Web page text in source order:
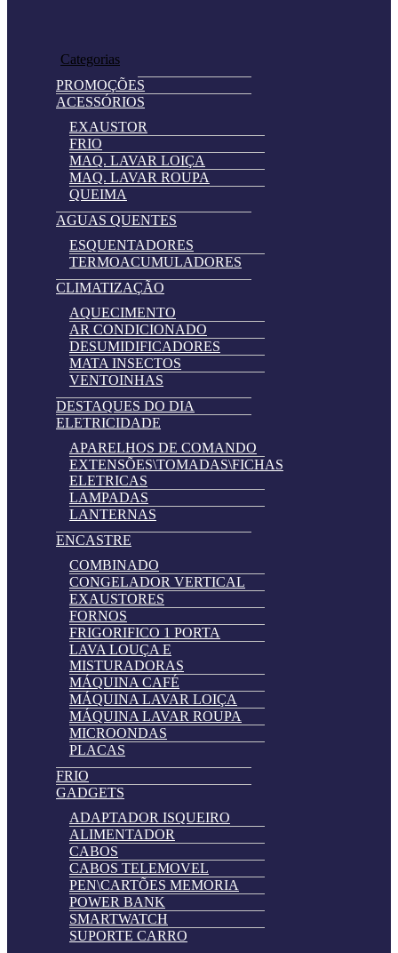
Categorias
PROMOÇÕES
ACESSÓRIOS
EXAUSTOR
FRIO
MAQ. LAVAR LOIÇA
MAQ. LAVAR ROUPA
QUEIMA
AGUAS QUENTES
ESQUENTADORES
TERMOACUMULADORES
CLIMATIZAÇÃO
AQUECIMENTO
AR CONDICIONADO
DESUMIDIFICADORES
MATA INSECTOS
VENTOINHAS
DESTAQUES DO DIA
ELETRICIDADE
APARELHOS DE COMANDO
EXTENSÕES\TOMADAS\FICHAS
ELETRICAS
LAMPADAS
LANTERNAS
ENCASTRE
COMBINADO
CONGELADOR VERTICAL
EXAUSTORES
FORNOS
FRIGORIFICO 1 PORTA
LAVA LOUÇA E
MISTURADORAS
MÁQUINA CAFÉ
MÁQUINA LAVAR LOIÇA
MÁQUINA LAVAR ROUPA
MICROONDAS
PLACAS
FRIO
GADGETS
ADAPTADOR ISQUEIRO
ALIMENTADOR
CABOS
CABOS TELEMOVEL
PEN\CARTÕES MEMORIA
POWER BANK
SMARTWATCH
SUPORTE CARRO